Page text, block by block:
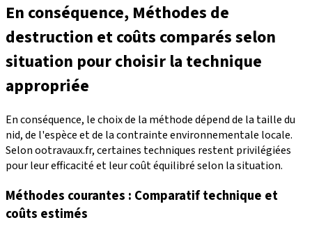
En conséquence, Méthodes de
destruction et coûts comparés selon
situation pour choisir la technique
appropriée
En conséquence, le choix de la méthode dépend de la taille du
nid, de l'espèce et de la contrainte environnementale locale.
Selon ootravaux.fr, certaines techniques restent privilégiées
pour leur efficacité et leur coût équilibré selon la situation.
Méthodes courantes : Comparatif technique et
coûts estimés